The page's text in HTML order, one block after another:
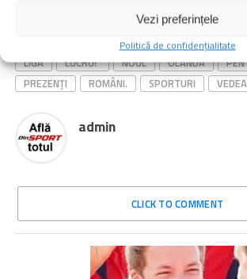
Vezi preferințele
Politică de confidențialitate
ALTE AMICALUL
LIGA
LUCRU!” NOUL OLANDA
PREZENȚI
ROMÂNI. SPORTURI VEDEA
admin
CLICK TO COMMENT